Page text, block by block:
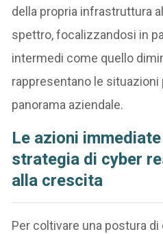
della propria infrastruttura
spettro, focalizzandosi in
intermedi come quello
rappresentano le situazioni
panorama aziendale.
Le azioni
strategia di cyber
alla crescita
Per coltivare una postura